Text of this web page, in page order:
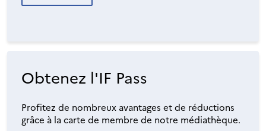
Obtenez l'IF Pass
Profitez de nombreux avantages et de réductions
grâce à la carte de membre de notre médiathèque.